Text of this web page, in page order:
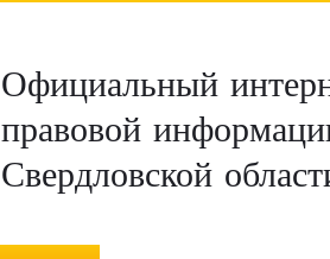
Официальный
правовой
Свердловской